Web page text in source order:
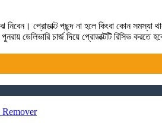
নিবেন। প্রোডাক্ট পছন্দ না হলে কিংবা কোন
ডেলিভারি চার্জ দিয়ে প্রোডাক্টটি রিসিভ করতে
Remover